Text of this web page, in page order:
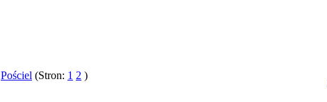
Pościel (Stron: 1 2 )